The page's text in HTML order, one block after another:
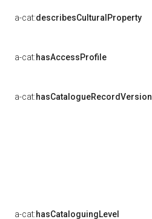
a-cat:describesCulturalProperty
a-cat:hasAccessProfile
a-cat:hasCatalogueRecordVersion
a-cat:hasCataloguingLevel